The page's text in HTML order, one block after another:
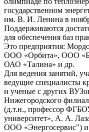
государственном
им. В. И. Ленина в
Поддерживаются
для обеспечения баз
Это предприятия:
ООО «Орбита», ООО
ОАО «Талина» и др.
Для ведения занятий,
ведущие специалисты
и ученые с других
Нижегородского
(д.т.н., профессор
университет», А. А.
ООО «Энергосервис") и